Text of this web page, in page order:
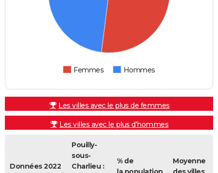
Femmes Hommes
Les villes avec le plus de femmes
Les villes avec le plus d'hommes
Données 2022
Pouilly-
sous-
Charlieu :
% de
Moyenne